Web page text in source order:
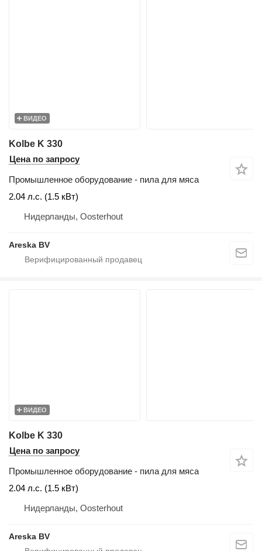
ВИДЕО
Kolbe K 330
Цена по запросу
Промышленное оборудование - пила для мяса
2.04 л.с. (1.5 кВт)
Нидерланды, Oosterhout
Areska BV
ВИДЕО
Kolbe K 330
Цена по запросу
Промышленное оборудование - пила для мяса
2.04 л.с. (1.5 кВт)
Нидерланды, Oosterhout
Areska BV